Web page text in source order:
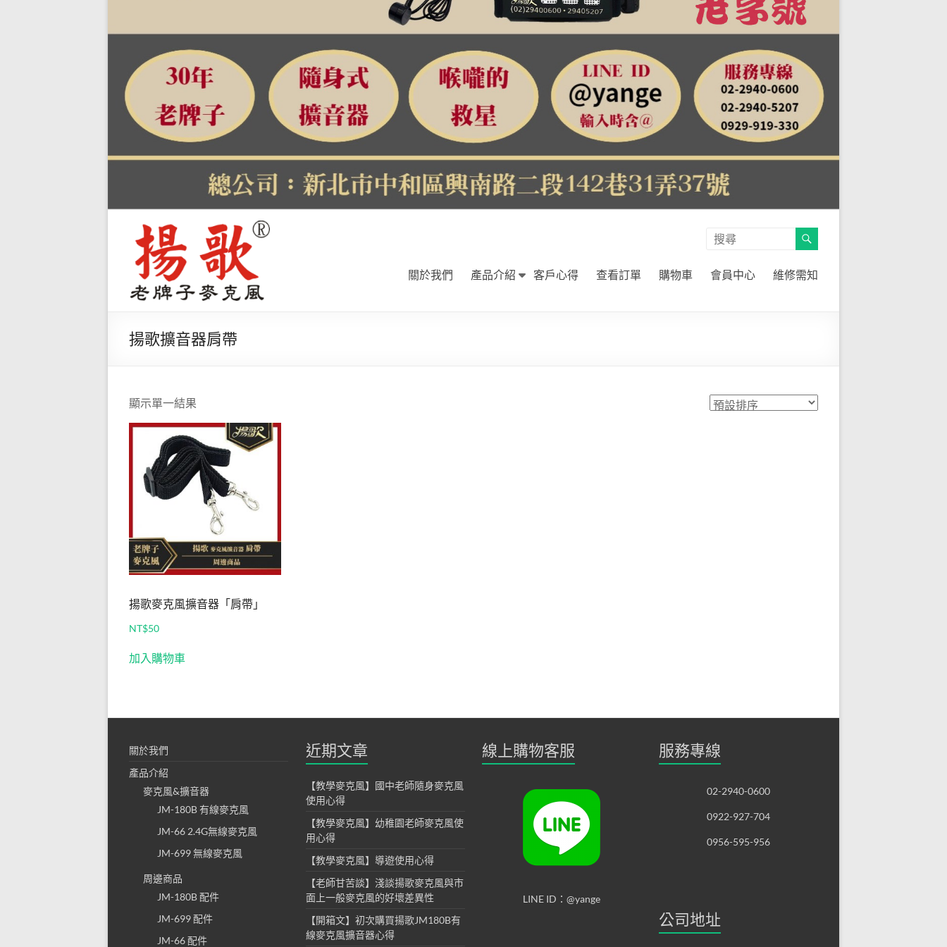
【揚
歌-教
學麥
直營
官方
線上
購物
網站
─JM-
180B
有線
風擴
音器
│無
克風
擴音
器│
揚歌
小蜜
蜂│
專營
教學
麥克
自
有
品
揚
教
學
關於我們 產品介紹 客戶心得 查看訂單 購物車 會員中心 維修需知
揚歌擴音器肩帶
顯示單一結果
揚歌麥克風擴音器「肩帶」
NT$50
加入購物車
關於我們
產品介紹
麥克風&擴音器
JM-180B 有線麥克風
JM-66 2.4G無線麥克風
JM-699 無線麥克風
周邊商品
JM-180B 配件
JM-699 配件
JM-66 配件
近期文章
【教學麥克風】國中老師隨身麥克風
使用心得
【教學麥克風】幼稚園老師麥克風使
用心得
【教學麥克風】導遊使用心得
【老師甘苦談】淺談揚歌麥克風與市
面上一般麥克風的好壞差異性
【開箱文】初次購買揚歌JM180B有
線麥克風擴音器心得
線上購物客服
LINE ID：@yange
服務專線
02-2940-0600
0922-927-704
0956-595-956
公司地址